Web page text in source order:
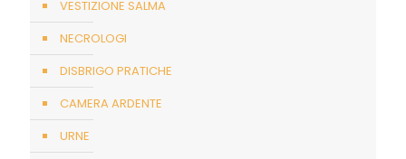
VESTIZIONE SALMA
NECROLOGI
DISBRIGO PRATICHE
CAMERA ARDENTE
URNE